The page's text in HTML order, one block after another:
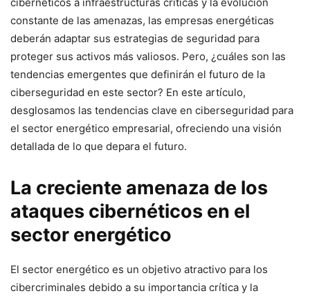
constante de las amenazas, las empresas energéticas
deberán adaptar sus estrategias de seguridad para
proteger sus activos más valiosos. Pero, ¿cuáles son las
tendencias emergentes que definirán el futuro de la
ciberseguridad en este sector? En este artículo,
desglosamos las tendencias clave en ciberseguridad para
el sector energético empresarial, ofreciendo una visión
detallada de lo que depara el futuro.
La creciente amenaza de los
ataques cibernéticos en el
sector energético
El sector energético es un objetivo atractivo para los
cibercriminales debido a su importancia crítica y la